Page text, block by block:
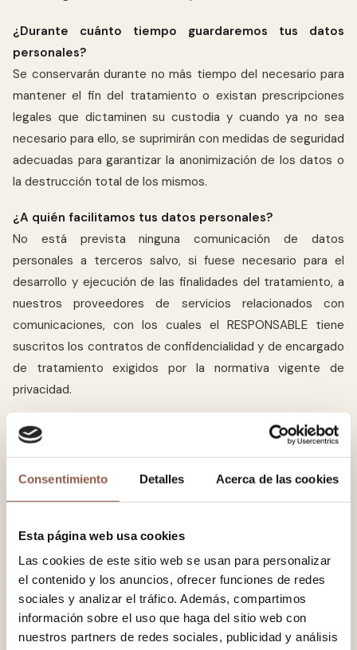
Consentimiento Detalles Acerca de las cookies
Esta página web usa cookies
Las cookies de este sitio web se usan para personalizar
el contenido y los anuncios, ofrecer funciones de redes
sociales y analizar el tráfico. Además, compartimos
información sobre el uso que haga del sitio web con
nuestros partners de redes sociales, publicidad y análisis
¿Durante cuánto tiempo guardaremos tus datos
personales?
Se conservarán durante no más tiempo del necesario para
mantener el fin del tratamiento o existan prescripciones
legales que dictaminen su custodia y cuando ya no sea
necesario para ello, se suprimirán con medidas de seguridad
adecuadas para garantizar la anonimización de los datos o
la destrucción total de los mismos.
¿A quién facilitamos tus datos personales?
No está prevista ninguna comunicación de datos
personales a terceros salvo, si fuese necesario para el
desarrollo y ejecución de las finalidades del tratamiento, a
nuestros proveedores de servicios relacionados con
comunicaciones, con los cuales el RESPONSABLE tiene
suscritos los contratos de confidencialidad y de encargado
de tratamiento exigidos por la normativa vigente de
privacidad.
¿Cuáles son tus derechos?
Los derechos que asisten al USUARIO son:
Derecho a retirar el consentimiento en cualquier
momento.
Derecho de acceso, rectificación, portabilidad y
supresión de sus datos, y de limitación u oposición a su
tratamiento.
Derecho a presentar una reclamación ante la autoridad
de control (www.aepd.es) si considera que el
tratamiento no se ajusta a la normativa vigente.